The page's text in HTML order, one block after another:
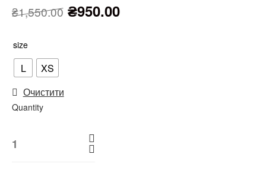
₴1,550.00 ₴950.00
size
L
XS
Очистити
Quantity